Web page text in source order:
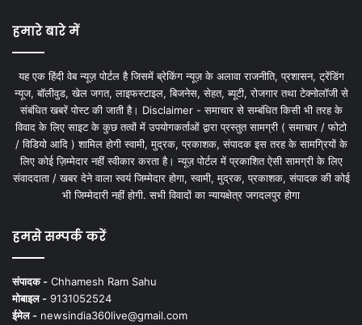
हमारे बारे में
यह एक हिंदी वेब न्यूज़ पोर्टल है जिसमें ब्रेकिंग न्यूज़ के अलावा राजनीति, प्रशासन, ट्रेंडिंग
न्यूज, बॉलीवुड, खेल जगत, लाइफस्टाइल, बिजनेस, सेहत, ब्यूटी, रोजगार तथा टेक्नोलॉजी से
संबंधित खबरें पोस्ट की जाती है। Disclaimer - समाचार से सम्बंधित किसी भी तरह के
विवाद के लिए साइट के कुछ तत्वों में उपयोगकर्ताओं द्वारा प्रस्तुत सामग्री ( समाचार / फोटो
/ विडियो आदि ) शामिल होगी स्वामी, मुद्रक, प्रकाशक, संपादक इस तरह के सामग्रियों के
लिए कोई ज़िम्मेदार नहीं स्वीकार करता है। न्यूज़ पोर्टल में प्रकाशित ऐसी सामग्री के लिए
संवाददाता / खबर देने वाला स्वयं जिम्मेदार होगा, स्वामी, मुद्रक, प्रकाशक, संपादक की कोई
भी जिम्मेदारी नहीं होगी. सभी विवादों का न्यायक्षेत्र जगदलपुर होगा
हमसे सम्पर्क करें
संपादक - Chhamesh Ram Sahu
मोबाइल - 9131052524
ईमेल - newsindia360live@gmail.com